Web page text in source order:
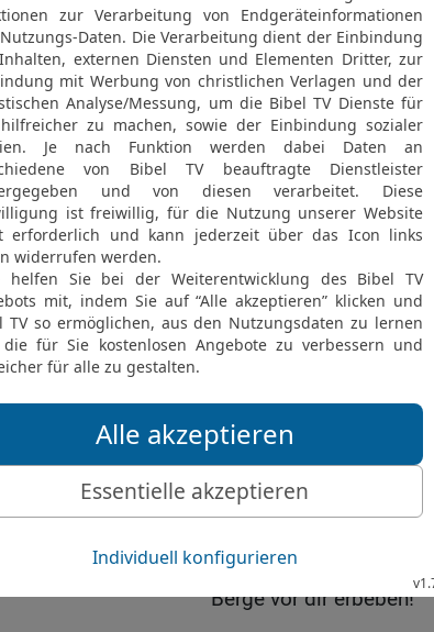
Sicherheit.« Ja, HERR,
herrlicher Name
15 HERR, sieh herab
und Hoheit thronst! Wo
ist deine
mit uns? Wir spüren
16 HERR, du bist doch
uns, auch Jakob kennt
uns nicht helfen. Aber
Befreier seit Urzeiten«
17 Warum hast du
abwichen? Warum
dir nicht mehr
doch deine Diener, wir
18 Es war nur für eine
durften; nun ist dein
19 Es ist, als wärst du
wären wir nicht das
hast. Reiß doch den
Berge vor dir erbeben!